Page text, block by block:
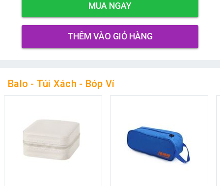
MUA NGAY
THÊM VÀO GIỎ HÀNG
Balo - Túi Xách - Bóp Ví